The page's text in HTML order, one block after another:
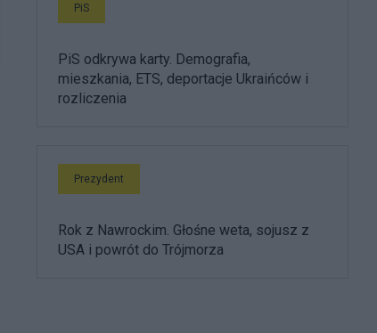
PiS
PiS odkrywa karty. Demografia,
mieszkania, ETS, deportacje Ukraińców i
rozliczenia
Prezydent
Rok z Nawrockim. Głośne weta, sojusz z
USA i powrót do Trójmorza